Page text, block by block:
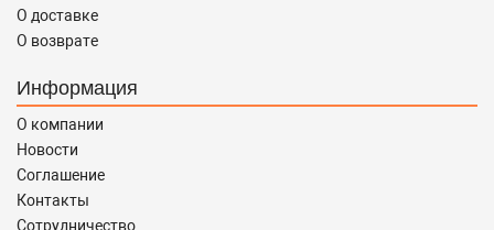
О доставке
О возврате
Информация
О компании
Новости
Соглашение
Контакты
Сотрудничество